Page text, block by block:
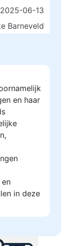
2025-06-13
Barneveld
en haar
in deze